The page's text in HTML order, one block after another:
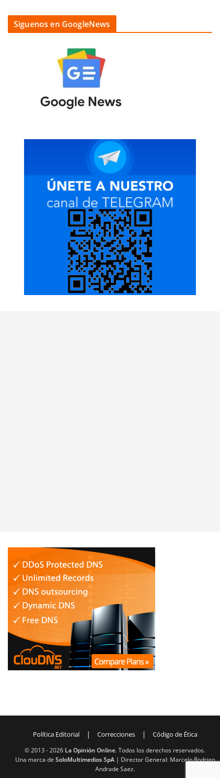
Siguenos en GoogleNews
Política Editorial | Correcciones | Código de Ética
© 2013 -2026 La Opinión Online. Todos los derechos reservados.
Una marca de SoloMultimedios SpA| Director General: Marcelo Rodrigo
Andrade Saez.